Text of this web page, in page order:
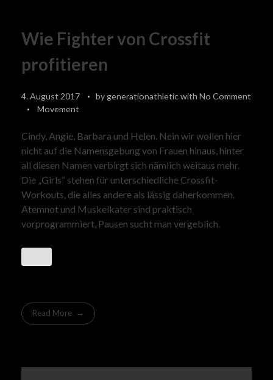
Wie Fighter von Crossfit
profitieren
4. August 2017 by generationathleticwith No Comment
Movement
Cindy, Angie, Barbara und Helen. Nein wir wollen hier
nicht auf die Namensgebung von Frauen hinaus, hinter
all diesen Namen verbirgt sich nämlich weitaus mehr.
Die „Girls“ stehen für unterschiedliche Crossfit-
Workouts, die alles andere als lässig daherkommen.
Atemnot und Muskelkater sind praktisch
vorprogrammiert, Pausen sucht man vergeblich.
Read More